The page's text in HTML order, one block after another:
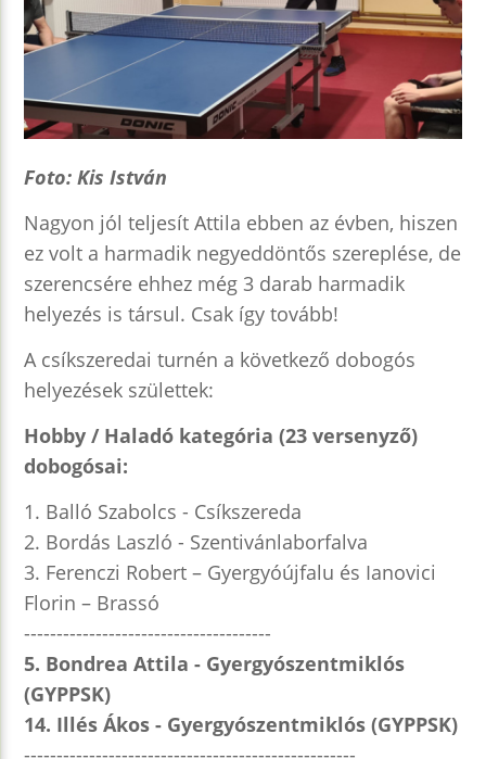
Foto: Kis István
Nagyon jól teljesít Attila ebben az évben, hiszen
ez volt a harmadik negyeddöntős szereplése, de
szerencsére ehhez még 3 darab harmadik
helyezés is társul. Csak így tovább!
A csíkszeredai turnén a következő dobogós
helyezések születtek:
Hobby / Haladó kategória (23 versenyző)
dobogósai:
1. Balló Szabolcs - Csíkszereda
2. Bordás Laszló - Szentivánlaborfalva
3. Ferenczi Robert – Gyergyóújfalu és Ianovici
Florin – Brassó
--------------------------------------
5. Bondrea Attila - Gyergyószentmiklós
(GYPPSK)
14. Illés Ákos - Gyergyószentmiklós (GYPPSK)